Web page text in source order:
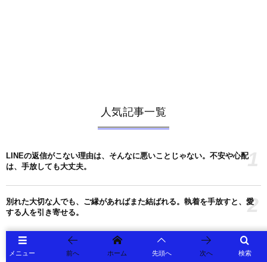
人気記事一覧
LINEの返信がこない理由は、そんなに悪いことじゃない。不安や心配
は、手放しても大丈夫。
1
別れた大切な人でも、ご縁があればまた結ばれる。執着を手放すと、愛
する人を引き寄せる。
2
待つから、恋愛も仕事もうまくいく。焦らないで耐えると、大切な人と
結ばれる。
3
メニュー 検索
前へ ホーム 先頭へ 次へ